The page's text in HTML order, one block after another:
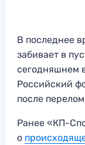
В последнее
забивает в
сегодняшнем
Российский
после
Ранее «КП-
о